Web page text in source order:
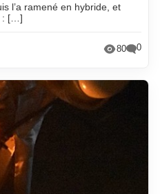
l’a ramené en hybride, et
: […]
80 0